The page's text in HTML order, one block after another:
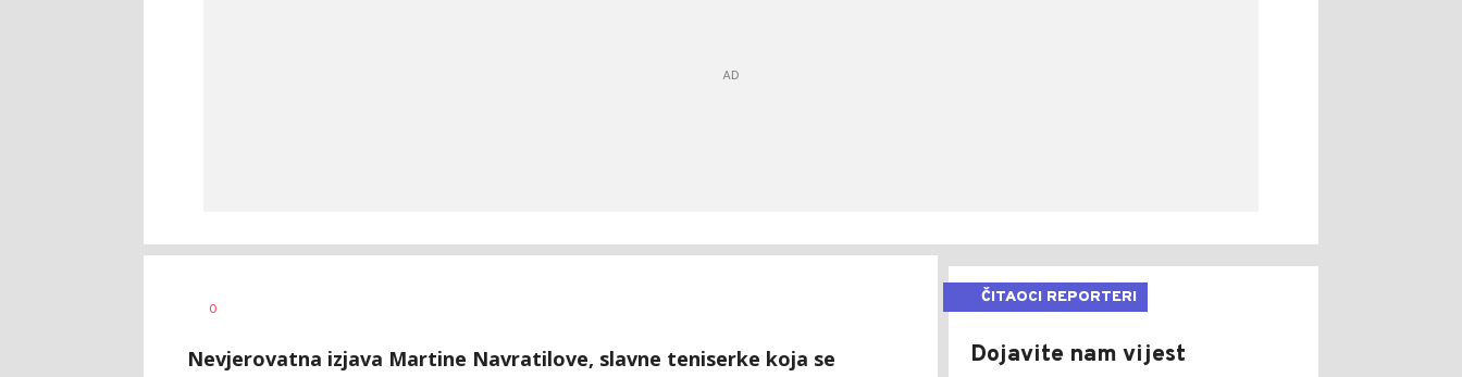
AUTOR
0
Nevjerovatna izjava Martine Navratilove, slavne teniserke koja se
ČITAOCI REPORTERI
Dojavite nam vijest